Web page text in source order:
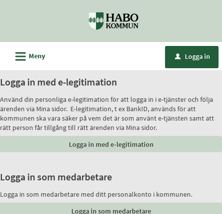
kommun
L Meny u Logga in
Logga in med e-legitimation
Använd din personliga e-legitimation för att logga in i e-tjänster och följa
ärenden via Mina sidor. E-legitimation, t ex BankID, används för att
kommunen ska vara säker på vem det är som använt e-tjänsten samt att
rätt person får tillgång till rätt ärenden via Mina sidor.
Logga in som medarbetare
Logga in som medarbetare med ditt personalkonto i kommunen.